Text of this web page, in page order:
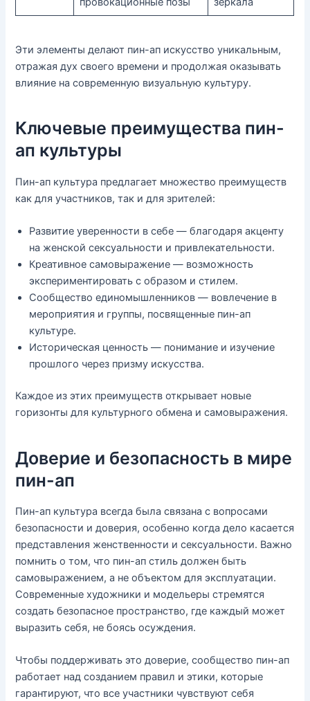
Эти элементы делают пин-ап искусство уникальным,
отражая дух своего времени и продолжая оказывать
влияние на современную визуальную культуру.
Ключевые преимущества пин-
ап культуры
Пин-ап культура предлагает множество преимуществ
как для участников, так и для зрителей:
Развитие уверенности в себе — благодаря акценту
на женской сексуальности и привлекательности.
Креативное самовыражение — возможность
экспериментировать с образом и стилем.
Сообщество единомышленников — вовлечение в
мероприятия и группы, посвященные пин-ап
культуре.
Историческая ценность — понимание и изучение
прошлого через призму искусства.
Каждое из этих преимуществ открывает новые
горизонты для культурного обмена и самовыражения.
Доверие и безопасность в мире
пин-ап
Пин-ап культура всегда была связана с вопросами
безопасности и доверия, особенно когда дело касается
представления женственности и сексуальности. Важно
помнить о том, что пин-ап стиль должен быть
самовыражением, а не объектом для эксплуатации.
Современные художники и модельеры стремятся
создать безопасное пространство, где каждый может
выразить себя, не боясь осуждения.
Чтобы поддерживать это доверие, сообщество пин-ап
работает над созданием правил и этики, которые
гарантируют, что все участники чувствуют себя